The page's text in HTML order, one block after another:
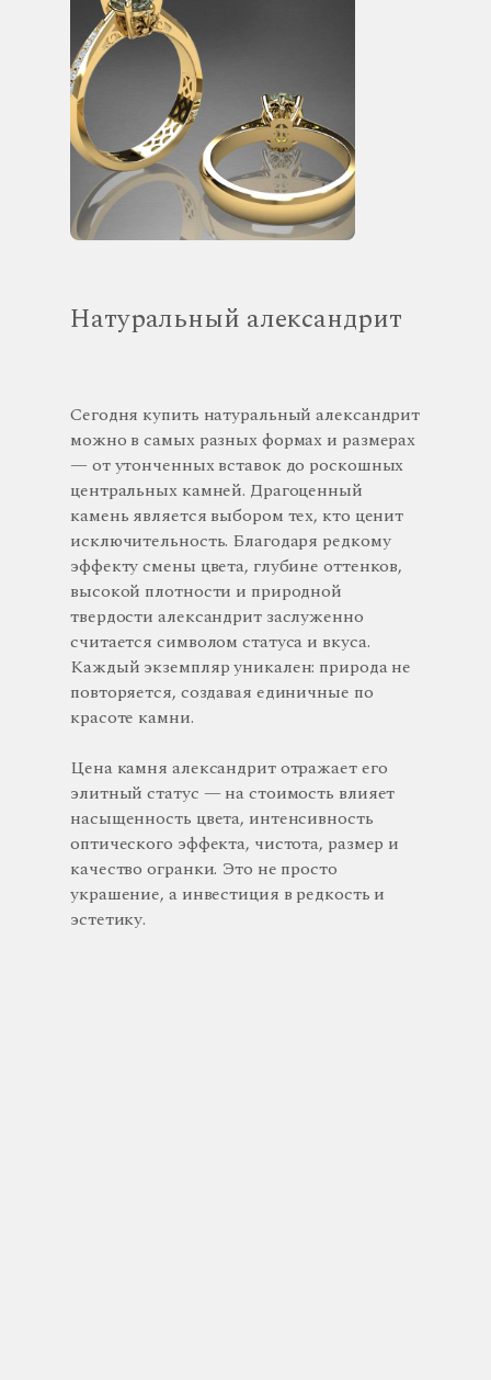
Натуральный александрит
Сегодня купить натуральный александрит
можно в самых разных формах и размерах
— от утонченных вставок до роскошных
центральных камней. Драгоценный
камень является выбором тех, кто ценит
исключительность. Благодаря редкому
эффекту смены цвета, глубине оттенков,
высокой плотности и природной
твердости александрит заслуженно
считается символом статуса и вкуса.
Каждый экземпляр уникален: природа не
повторяется, создавая единичные по
красоте камни.
Цена камня александрит отражает его
элитный статус — на стоимость влияет
насыщенность цвета, интенсивность
оптического эффекта, чистота, размер и
качество огранки. Это не просто
украшение, а инвестиция в редкость и
эстетику.